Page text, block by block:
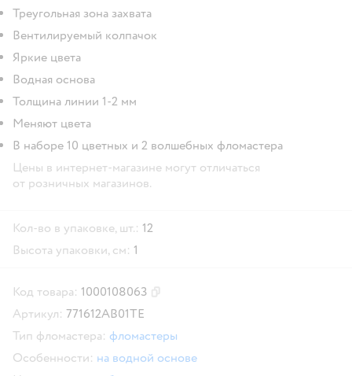
Треугольная зона захвата
Вентилируемый колпачок
Яркие цвета
Водная основа
Толщина линии 1-2 мм
Меняют цвета
В наборе 10 цветных и 2 волшебных фломастера
Цены в интернет-магазине могут отличаться
от розничных магазинов.
Кол-во в упаковке, шт.: 12
Высота упаковки, см: 1
Код товара: 1000108063
Артикул: 771612AB01TE
Тип фломастера: фломастеры
Особенности: на водной основе